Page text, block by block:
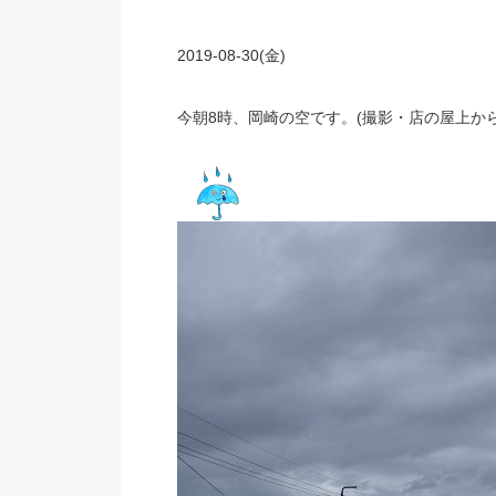
2019-08-30(金)
今朝8時、岡崎の空です。(撮影・店の屋上か